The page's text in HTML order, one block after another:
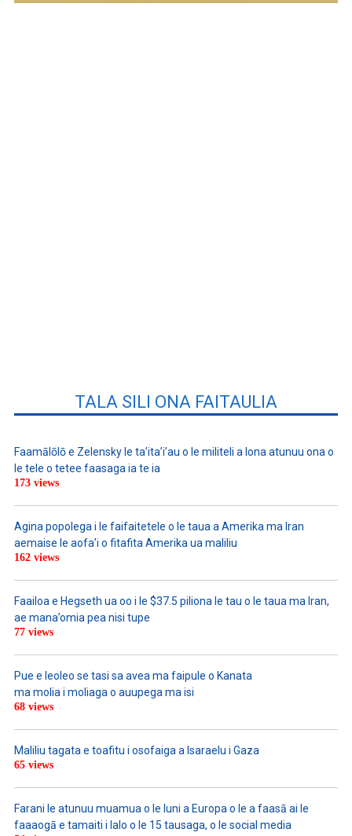
TALA SILI ONA FAITAULIA
Faamālōlō e Zelensky le ta’ita’i’au o le militeli a lona atunuu ona o
le tele o tetee faasaga ia te ia
173 views
Agina popolega i le faifaitetele o le taua a Amerika ma Iran
aemaise le aofa’i o fitafita Amerika ua maliliu
162 views
Faailoa e Hegseth ua oo i le $37.5 piliona le tau o le taua ma Iran,
ae mana’omia pea nisi tupe
77 views
Pue e leoleo se tasi sa avea ma faipule o Kanata
ma molia i moliaga o auupega ma isi
68 views
Maliliu tagata e toafitu i osofaiga a Isaraelu i Gaza
65 views
Farani le atunuu muamua o le Iuni a Europa o le a faasā ai le
faaaogā e tamaiti i lalo o le 15 tausaga, o le social media